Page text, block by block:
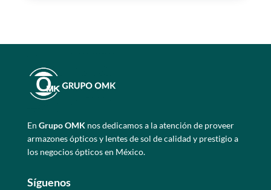
En Grupo OMKnos dedicamos a la atención de proveer
armazones ópticos y lentes de sol de calidad y prestigio a
los negocios ópticos en México.
Síguenos